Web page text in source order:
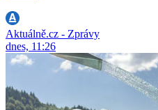
Aktuálně.cz - Zprávy
dnes, 11:26